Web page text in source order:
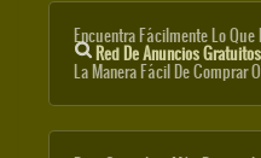
Encuentra Fácilmente Lo Que
Red De Anuncios Gratuitos
La Manera Fácil De Comprar